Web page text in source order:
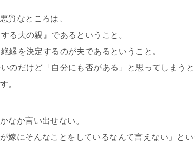
質なところは、
る夫の親』であるということ。
縁を決定するのが夫であるということ。
のだけど「自分にも否がある」と思ってしまうと
。
なか言い出せない。
が嫁にそんなことをしているなんて言えない」とい